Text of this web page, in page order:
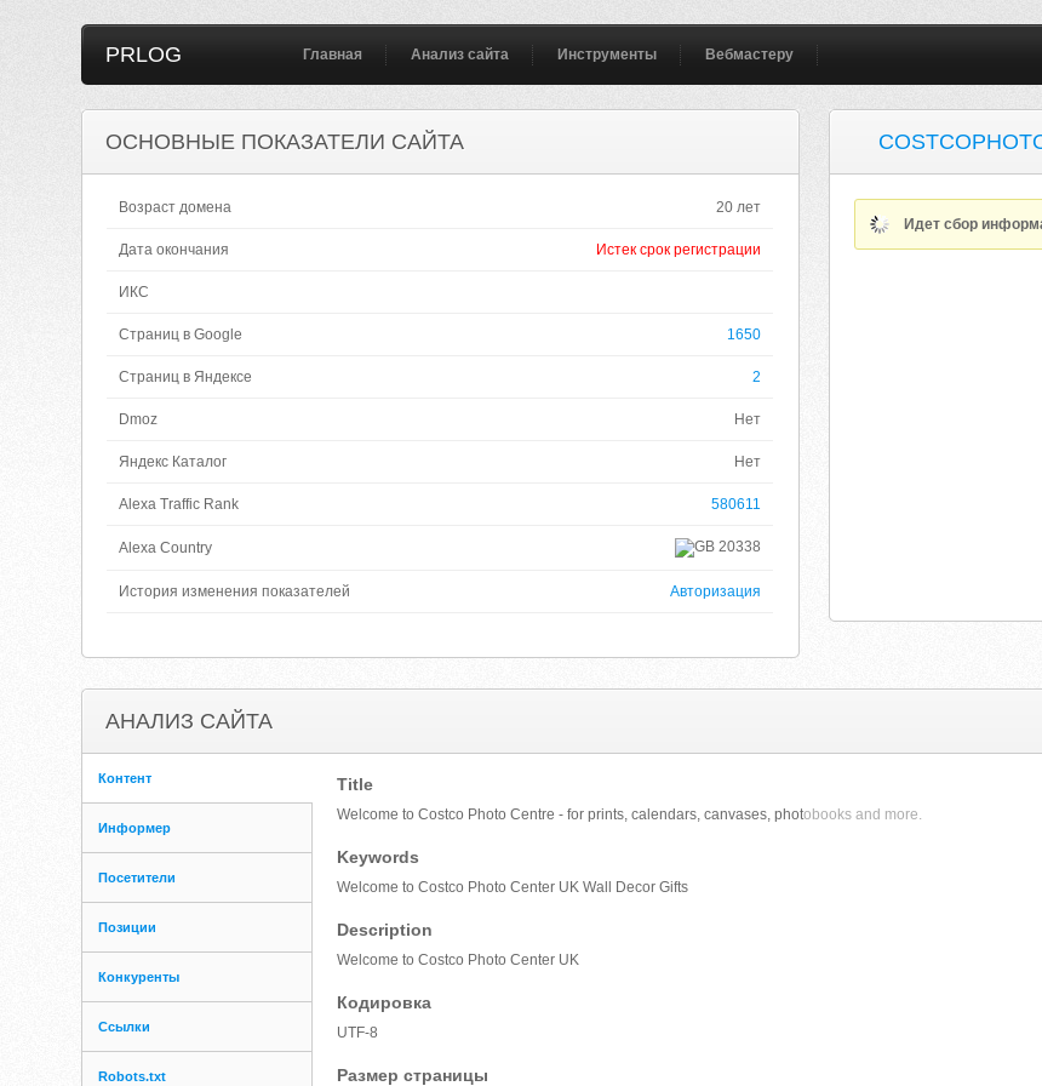
PRLOG Главная Анализ сайта Инструменты Вебмастеру
ОСНОВНЫЕ ПОКАЗАТЕЛИ САЙТА
Возраст домена 20 лет
Дата окончания Истек срок регистрации
ИКС
Страниц в Google 1650
Страниц в Яндексе 2
Dmoz Нет
Яндекс Каталог Нет
Alexa Traffic Rank 580611
Alexa Country 20338
История изменения показателей Авторизация
Идет сбор
АНАЛИЗ САЙТА
Контент
Информер
Посетители
Позиции
Конкуренты
Ссылки
Robots.txt
Title
Welcome to Costco Photo Centre - for prints, calendars, canvases, photobooks and more.
Keywords
Welcome to Costco Photo Center UK Wall Decor Gifts
Description
Welcome to Costco Photo Center UK
Кодировка
UTF-8
Размер страницы